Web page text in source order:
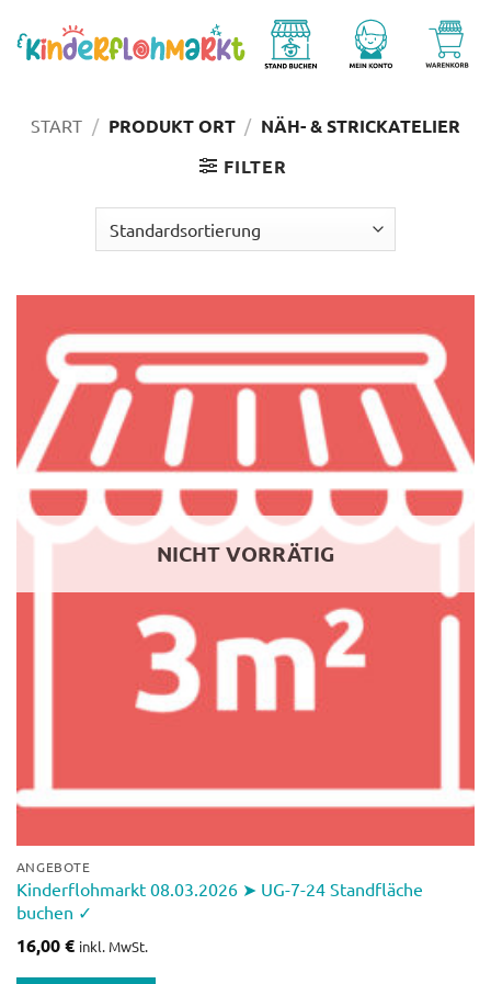
Inhalt
springen
START / PRODUKT ORT / NÄH- & STRICKATELIER
FILTER
NICHT VORRÄTIG
ANGEBOTE
Kinderflohmarkt 08.03.2026 ➤ UG-7-24 Standfläche
buchen ✓
16,00€ inkl. MwSt.